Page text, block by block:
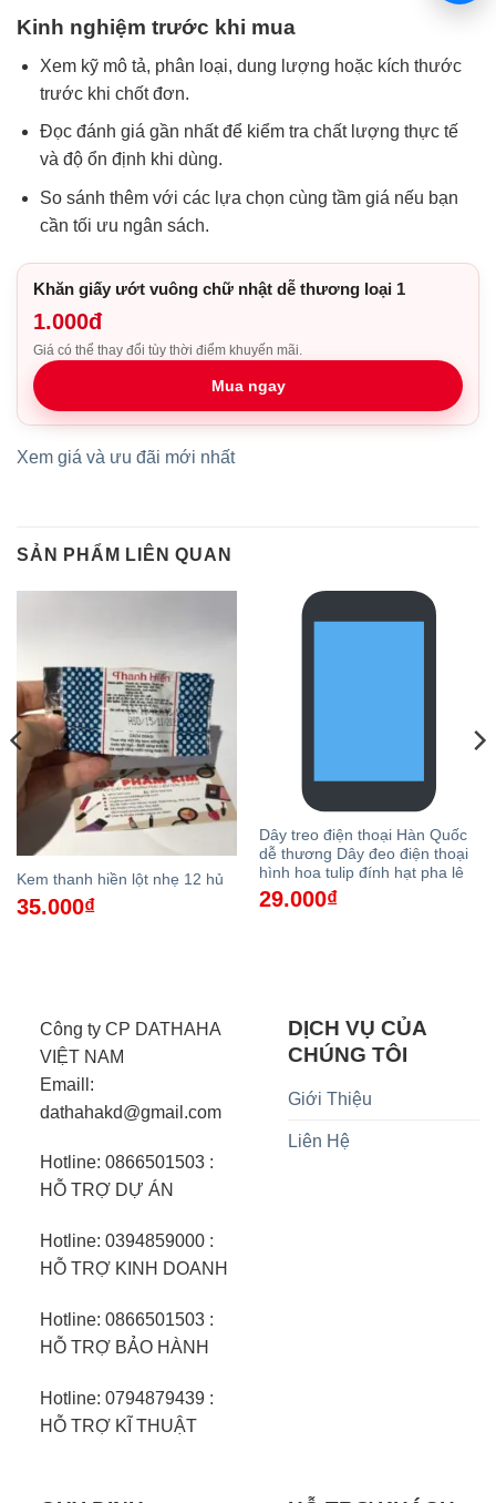
Kinh nghiệm trước khi mua
Xem kỹ mô tả, phân loại, dung lượng hoặc kích thước
trước khi chốt đơn.
Đọc đánh giá gần nhất để kiểm tra chất lượng thực tế
và độ ổn định khi dùng.
So sánh thêm với các lựa chọn cùng tầm giá nếu bạn
cần tối ưu ngân sách.
Khăn giấy ướt vuông chữ nhật dễ thương loại 1
1.000đ
Giá có thể thay đổi tùy thời điểm khuyến mãi.
Mua ngay
Xem giá và ưu đãi mới nhất
SẢN PHẨM LIÊN QUAN
Kem thanh hiền lột nhẹ 12 hủ
35.000₫
Dây treo điện thoại Hàn Quốc
dễ thương Dây đeo điện thoại
hình hoa tulip đính hạt pha lê
29.000₫
Công ty CP DATHAHA
VIỆT NAM
Emaill:
dathahakd@gmail.com
Hotline: 0866501503 :
HỖ TRỢ DỰ ÁN
Hotline: 0394859000 :
HỖ TRỢ KINH DOANH
Hotline: 0866501503 :
HỖ TRỢ BẢO HÀNH
Hotline: 0794879439 :
HỖ TRỢ KĨ THUẬT
DỊCH VỤ CỦA
CHÚNG TÔI
Giới Thiệu
Liên Hệ